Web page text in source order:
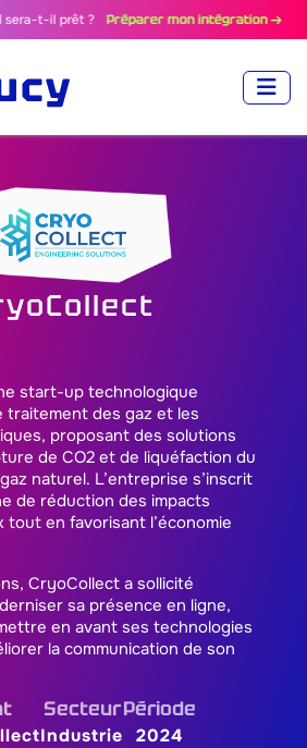
t-il prêt ? Préparer mon intégration →
Secteur
Industrie
Période
2024
start-up technologique
traitement des gaz et les
proposant des solutions
de CO2 et de liquéfaction du
naturel. L’entreprise s’inscrit
de réduction des impacts
en favorisant l’économie
CryoCollect a sollicité
sa présence en ligne,
en avant ses technologies
la communication de son